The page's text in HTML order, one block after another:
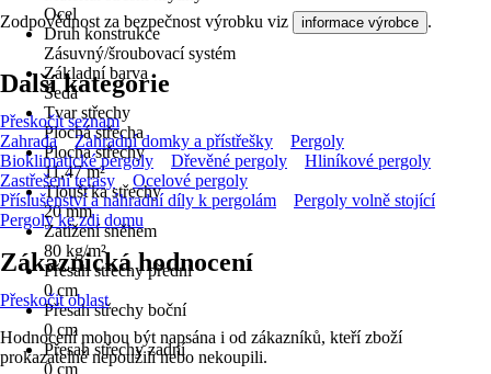
Ocel
Druh konstrukce
Zásuvný/šroubovací systém
Základní barva
Šedá
Tvar střechy
Plochá střecha
Plocha střechy
11,47 m²
Tloušťka střechy
20 mm
Zatížení sněhem
80 kg/m²
Přesah střechy přední
0 cm
Přesah střechy boční
0 cm
Přesah střechy zadní
0 cm
Zodpovědnost za bezpečnost výrobku viz informace výrobce .
Další kategorie
Přeskočit seznam
Zahrada
Zahradní domky a přístřešky
Pergoly
Bioklimatické pergoly
Dřevěné pergoly
Hliníkové pergoly
Zastřešení terasy
Ocelové pergoly
Příslušenství a náhradní díly k pergolám
Pergoly volně stojící
Pergoly ke zdi domu
Zákaznická hodnocení
Přeskočit oblast
Hodnocení mohou být napsána i od zákazníků, kteří zboží
prokazatelně nepoužili nebo nekoupili.